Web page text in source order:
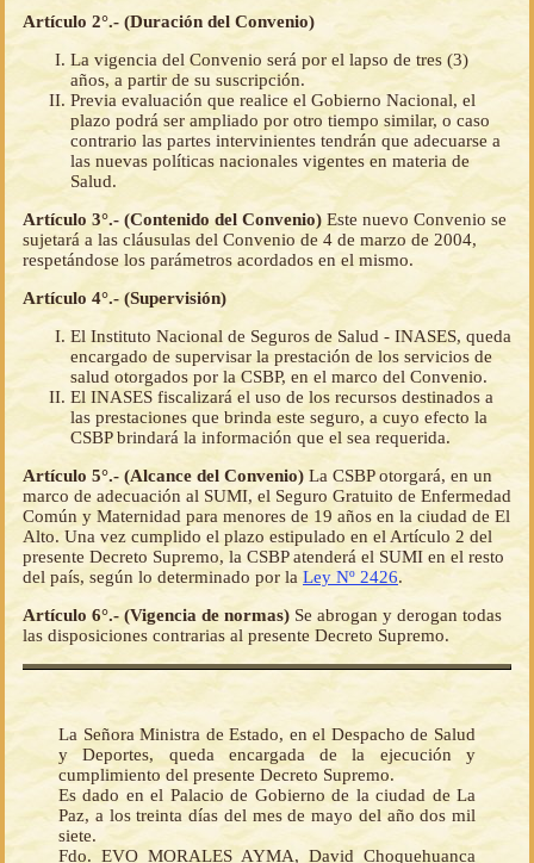
Artículo 2°.- (Duración del Convenio)
La vigencia del Convenio será por el lapso de tres (3)
años, a partir de su suscripción.
Previa evaluación que realice el Gobierno Nacional, el
plazo podrá ser ampliado por otro tiempo similar, o caso
contrario las partes intervinientes tendrán que adecuarse a
las nuevas políticas nacionales vigentes en materia de
Salud.
Artículo 3°.- (Contenido del Convenio) Este nuevo Convenio se
sujetará a las cláusulas del Convenio de 4 de marzo de 2004,
respetándose los parámetros acordados en el mismo.
Artículo 4°.- (Supervisión)
El Instituto Nacional de Seguros de Salud - INASES, queda
encargado de supervisar la prestación de los servicios de
salud otorgados por la CSBP, en el marco del Convenio.
El INASES fiscalizará el uso de los recursos destinados a
las prestaciones que brinda este seguro, a cuyo efecto la
CSBP brindará la información que el sea requerida.
Artículo 5°.- (Alcance del Convenio) La CSBP otorgará, en un
marco de adecuación al SUMI, el Seguro Gratuito de Enfermedad
Común y Maternidad para menores de 19 años en la ciudad de El
Alto. Una vez cumplido el plazo estipulado en el Artículo 2 del
presente Decreto Supremo, la CSBP atenderá el SUMI en el resto
del país, según lo determinado por la Ley Nº 2426.
Artículo 6°.- (Vigencia de normas) Se abrogan y derogan todas
las disposiciones contrarias al presente Decreto Supremo.
La Señora Ministra de Estado, en el Despacho de Salud
y Deportes, queda encargada de la ejecución y
cumplimiento del presente Decreto Supremo.
Es dado en el Palacio de Gobierno de la ciudad de La
Paz, a los treinta días del mes de mayo del año dos mil
siete.
Fdo. EVO MORALES AYMA, David Choquehuanca